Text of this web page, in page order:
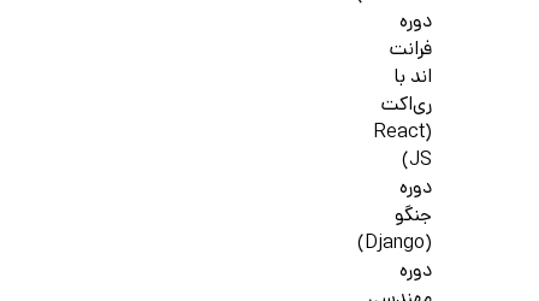
دوره
فرانت
اند با
ری‌اکت
(React
JS)
دوره
جنگو
(Django)
دوره